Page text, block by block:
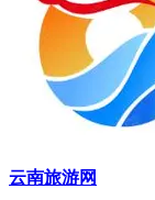
云南旅游网